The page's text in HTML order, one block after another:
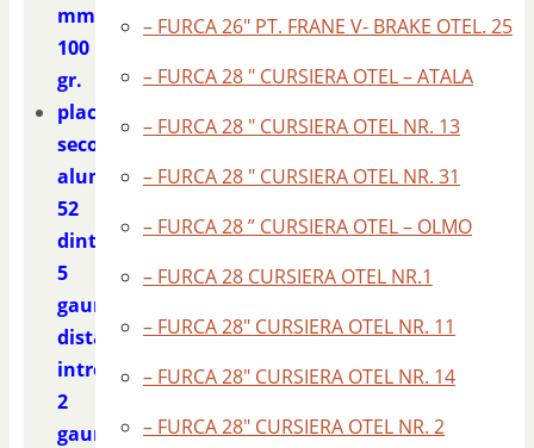
mm.
100
gr.
placa
second
aluminiu
52
dinti
5
gauri
distanta
intre
2
gauri
– FURCA 26″ PT. FRANE V- BRAKE OTEL. 25
– FURCA 28 " CURSIERA OTEL – ATALA
– FURCA 28 " CURSIERA OTEL NR. 13
– FURCA 28 " CURSIERA OTEL NR. 31
– FURCA 28 ” CURSIERA OTEL – OLMO
– FURCA 28 CURSIERA OTEL NR.1
– FURCA 28″ CURSIERA OTEL NR. 11
– FURCA 28″ CURSIERA OTEL NR. 14
– FURCA 28″ CURSIERA OTEL NR. 2